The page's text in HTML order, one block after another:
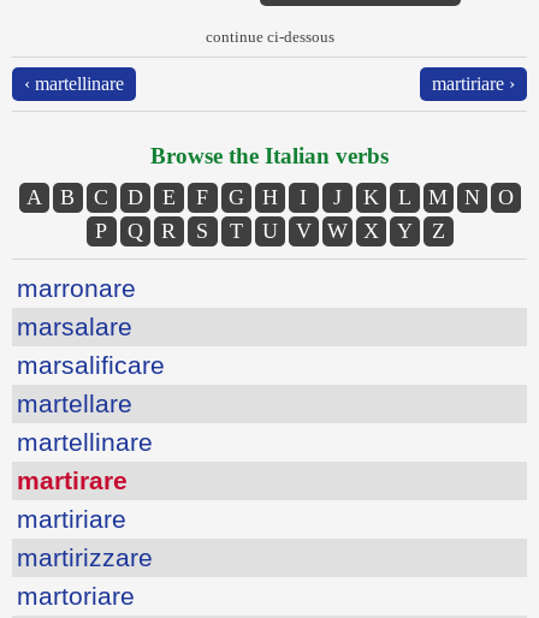
continue ci-dessous
‹ martellinare martiriare ›
Browse the Italian verbs
A B C D E F G H I J K L M N
O
P
Q R S T U V W X Y Z
marronare
marsalare
marsalificare
martellare
martellinare
martirare
martiriare
martirizzare
martoriare